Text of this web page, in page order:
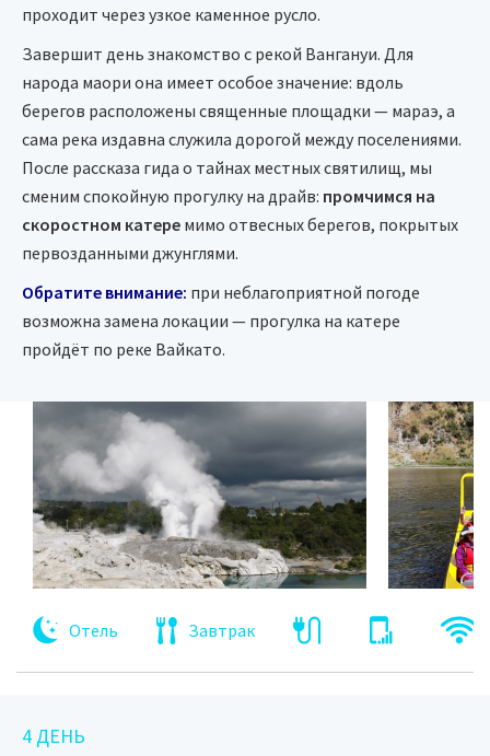
проходит через узкое каменное русло.
Завершит день знакомство с рекой Вангануи. Для
народа маори она имеет особое значение: вдоль
берегов расположены священные площадки — мараэ, а
сама река издавна служила дорогой между поселениями.
После рассказа гида о тайнах местных святилищ, мы
сменим спокойную прогулку на драйв: промчимся на
скоростном катере мимо отвесных берегов, покрытых
первозданными джунглями.
Обратите внимание: при неблагоприятной погоде
возможна замена локации — прогулка на катере
пройдёт по реке Вайкато.
Отель Завтрак
4 ДЕНЬ